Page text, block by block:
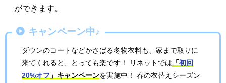
ができます。
キャンペーン中♪
ダウンのコートなどかさばる冬物衣料も、家まで取りに
来てくれると、とっても楽です！ リネットでは 「初回
20%オフ 」キャンペーンを実施中！ 春の衣替えシーズン